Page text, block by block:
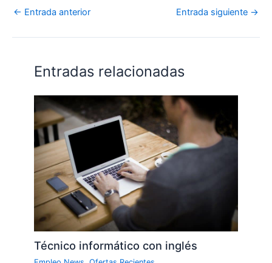
← Entrada anterior Entrada siguiente →
Entradas relacionadas
Técnico informático con inglés